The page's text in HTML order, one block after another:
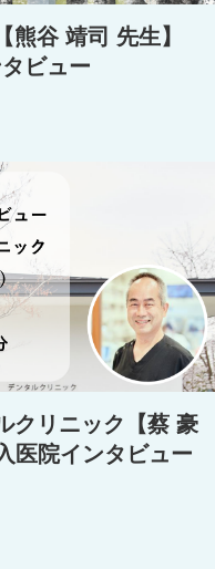
熊谷 靖司 先生】
ビュー
クリニック【蔡 豪
医院インタビュー